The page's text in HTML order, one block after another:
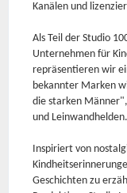
Kanälen und
Als Teil der Studio
Unternehmen für
repräsentieren wir
bekannter Marken
die starken
und Leinwandhelden.
Inspiriert von
Geschichten zu